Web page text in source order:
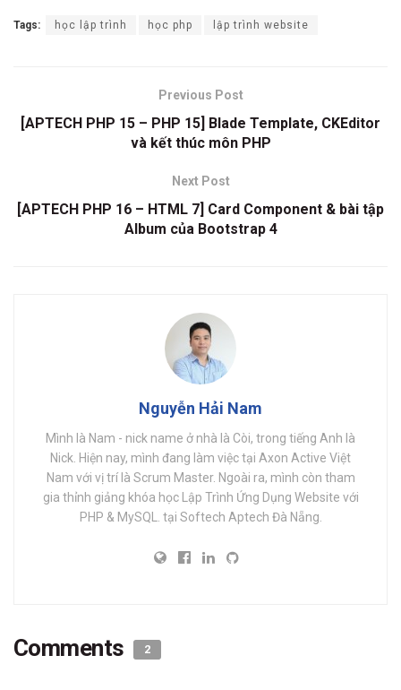
Tags: học lập trình học php lập trình website
Previous Post
[APTECH PHP 15 – PHP 15] Blade Template, CKEditor
và kết thúc môn PHP
Next Post
[APTECH PHP 16 – HTML 7] Card Component & bài tập
Album của Bootstrap 4
Nguyễn Hải Nam
Mình là Nam - nick name ở nhà là Còi, trong tiếng Anh là
Nick. Hiện nay, mình đang làm việc tại Axon Active Việt
Nam với vị trí là Scrum Master. Ngoài ra, mình còn tham
gia thỉnh giảng khóa học Lập Trình Ứng Dụng Website với
PHP & MySQL. tại Softech Aptech Đà Nẵng.
Comments 2